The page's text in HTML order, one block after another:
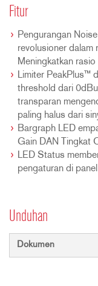
Fitur
Pengurangan
revolusioner dalam
Meningkatkan
Limiter PeakPlus™
threshold dari
transparan
paling halus dari
Bargraph LED
Gain DAN Tingkat
LED Status
pengaturan di
Unduhan
Dokumen